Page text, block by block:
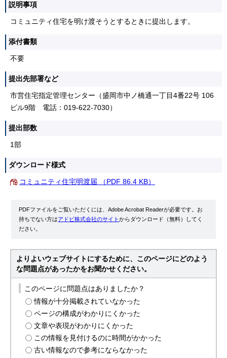
説明事項
コミュニティ住宅を明け渡そうとするときに提出します。
添付書類
不要
提出先部署など
市営住宅指定管理センター（盛岡市中ノ橋通一丁目4番22号 106
ビル9階 電話：019-622-7030）
提出部数
1部
ダウンロード様式
コミュニティ住宅明渡届 （PDF 86.4 KB）
PDFファイルをご覧いただくには、Adobe Acrobat Readerが必要です。お
持ちでない方はアドビ株式会社のサイトからダウンロード（無料）してく
ださい。
よりよいウェブサイトにするために、このページにどのよう
な問題点があったかをお聞かせください。
このページに問題点はありましたか？
情報が十分掲載されていなかった
ページの構成がわかりにくかった
文章や表現がわかりにくかった
この情報を見付けるのに時間がかかった
古い情報なので参考にならなかった